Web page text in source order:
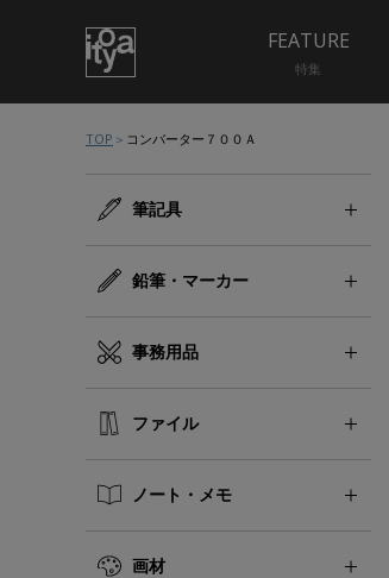
FEATURE
特集
TOP コンバーター７００Ａ
筆記具
鉛筆・マーカー
事務用品
ファイル
ノート・メモ
画材